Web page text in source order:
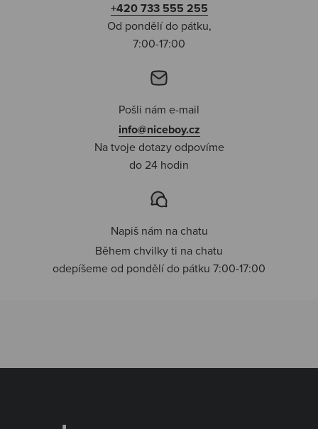
+420 733 555 255
Od pondělí do pátku,
7:00-17:00
Pošli nám e-mail
info@niceboy.cz
Na tvoje dotazy odpovíme
do 24 hodin
Napiš nám na chatu
Během chvilky ti na chatu
odepíšeme od pondělí do pátku 7:00-17:00